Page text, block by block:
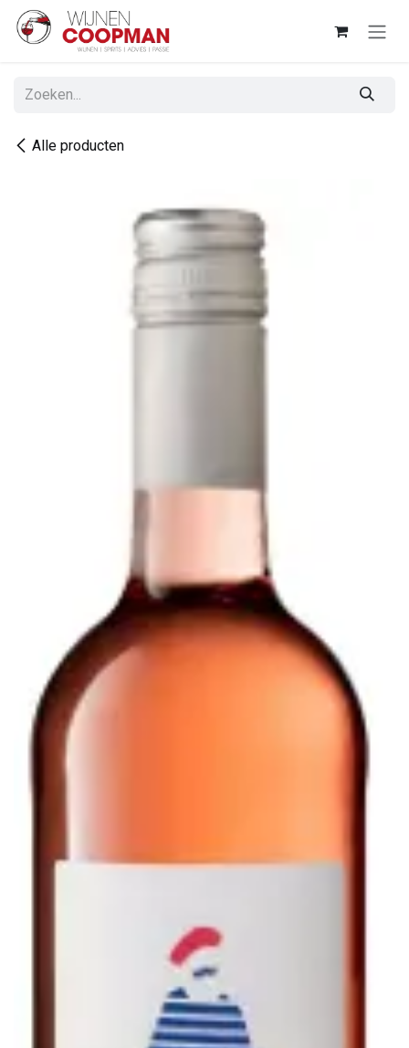
Overslaan naar inhoud
Alle producten